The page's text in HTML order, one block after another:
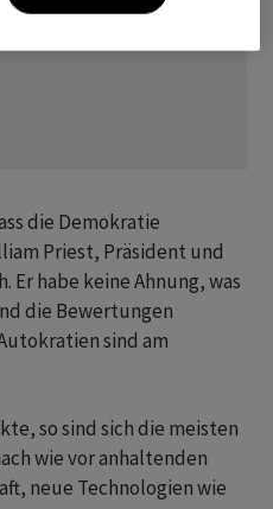
die Demokratie
Priest, Präsident und
Er habe keine Ahnung, was
die Bewertungen
sind am
so sind sich die meisten
wie vor anhaltenden
neue Technologien wie